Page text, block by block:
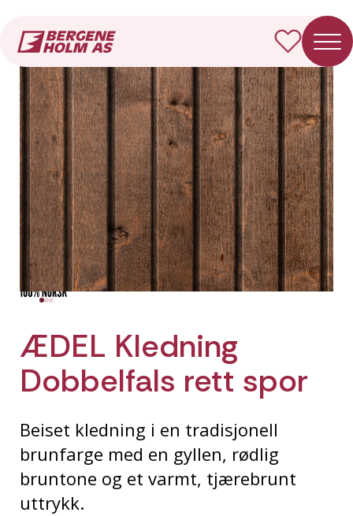
ÆDEL Kledning Dobbelfals rett spor
ÆDEL Kledning
Dobbelfals rett spor
Beiset kledning i en tradisjonell
brunfarge med en gyllen, rødlig
bruntone og et varmt, tjærebrunt
uttrykk.